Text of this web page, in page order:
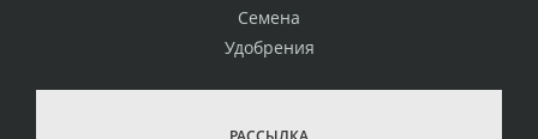
Семена
Удобрения